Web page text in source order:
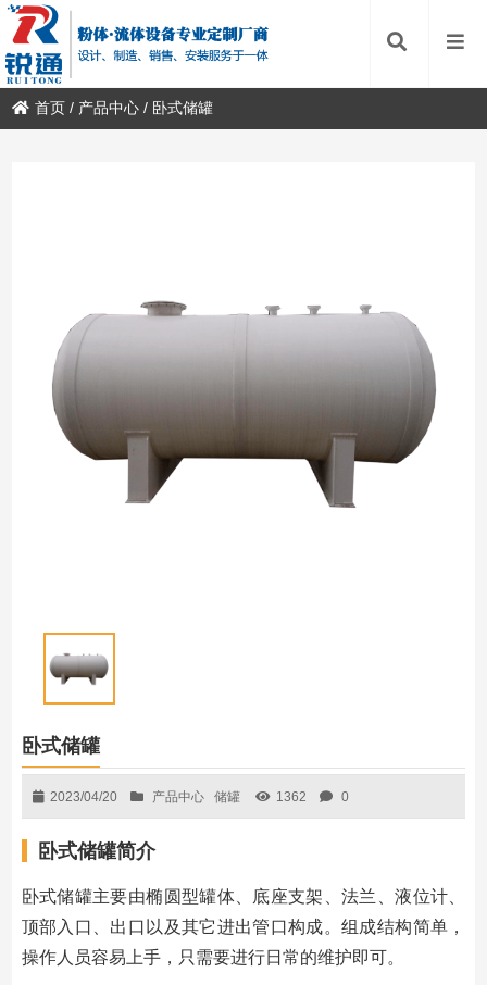
首页 / 产品中心 / 卧式储罐
卧式储罐
2023/04/20 产品中心 储罐 1362 0
卧式储罐简介
卧式储罐主要由椭圆型罐体、底座支架、法兰、液位计、
顶部入口、出口以及其它进出管口构成。组成结构简单，
操作人员容易上手，只需要进行日常的维护即可。